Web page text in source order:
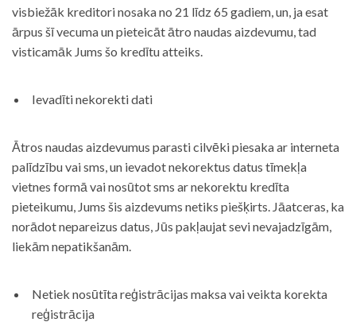
visbiežāk kreditori nosaka no 21 līdz 65 gadiem, un, ja esat
ārpus šī vecuma un pieteicāt ātro naudas aizdevumu, tad
visticamāk Jums šo kredītu atteiks.
Ievadīti nekorekti dati
Ātros naudas aizdevumus parasti cilvēki piesaka ar interneta
palīdzību vai sms, un ievadot nekorektus datus tīmekļa
vietnes formā vai nosūtot sms ar nekorektu kredīta
pieteikumu, Jums šis aizdevums netiks piešķirts. Jāatceras, ka
norādot nepareizus datus, Jūs pakļaujat sevi nevajadzīgām,
liekām nepatikšanām.
Netiek nosūtīta reģistrācijas maksa vai veikta korekta
reģistrācija